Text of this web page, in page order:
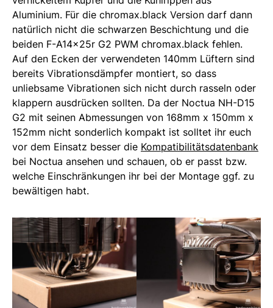
Aluminium. Für die chromax.black Version darf dann
natürlich nicht die schwarzen Beschichtung und die
beiden F-A14x25r G2 PWM chromax.black fehlen.
Auf den Ecken der verwendeten 140mm Lüftern sind
bereits Vibrationsdämpfer montiert, so dass
unliebsame Vibrationen sich nicht durch rasseln oder
klappern ausdrücken sollten. Da der Noctua NH-D15
G2 mit seinen Abmessungen von 168mm x 150mm x
152mm nicht sonderlich kompakt ist solltet ihr euch
vor dem Einsatz besser die Kompatibilitätsdatenbank
bei Noctua ansehen und schauen, ob er passt bzw.
welche Einschränkungen ihr bei der Montage ggf. zu
bewältigen habt.